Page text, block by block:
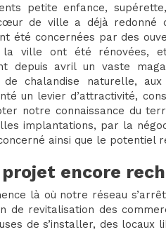
petite enfance,
de ville a déjà redonné
été concernées par des
ville ont été rénovées,
depuis avril un vaste
chalandise naturelle,
un levier d’attractivité,
notre connaissance du
implantations, par la
ainsi que le potentiel
encore
là où notre réseau
de revitalisation des
de s’installer, des